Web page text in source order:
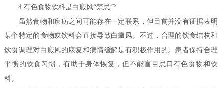
4.有色食物饮料是白癜风“禁忌”?
虽然食物和疾病之间可能存在一定联系，但目前并没有证据表明
某个特定的食物或饮料会直接导致白癜风。不过，合理的饮食结构和
饮食调理对白癜风的康复和病情缓解是有积极作用的。患者保持合理
平衡的饮食习惯，有助于身体恢复，但不能盲目忌口有色食物和饮
料。